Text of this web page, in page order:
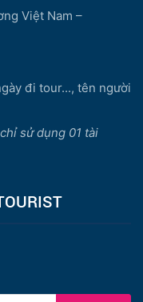
Việt Nam –
đi tour..., tên người
sử dụng 01 tài